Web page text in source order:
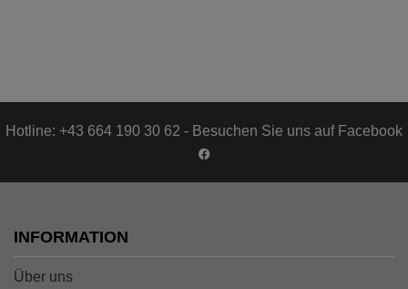
Hotline: +43 664 190 30 62 - Besuchen Sie uns auf Facebook
INFORMATION
Über uns